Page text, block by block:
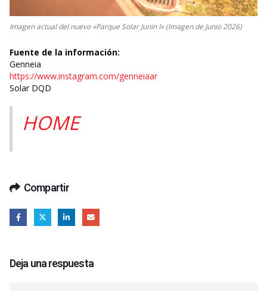
Imagen actual del nuevo «Parque Solar Junin I» (Imagen de Junio 2026)
Fuente de la información:
Genneia
https://www.instagram.com/genneiaar
Solar DQD
HOME
Compartir
Deja una respuesta